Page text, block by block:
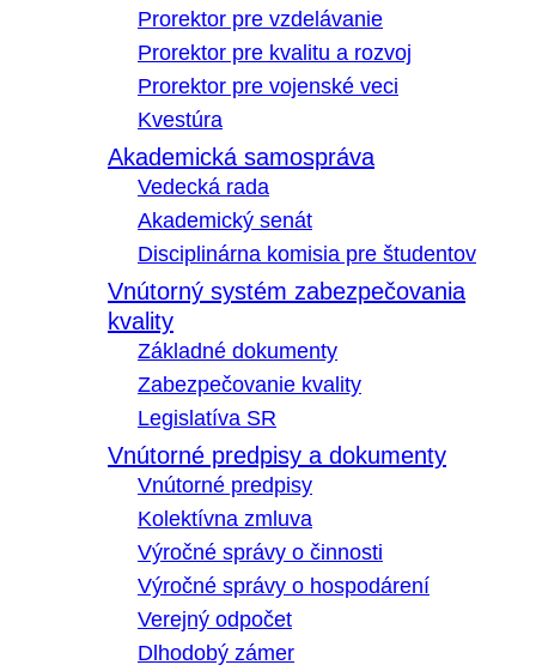
Prorektor pre vzdelávanie
Prorektor pre kvalitu a rozvoj
Prorektor pre vojenské veci
Kvestúra
Akademická samospráva
Vedecká rada
Akademický senát
Disciplinárna komisia pre študentov
Vnútorný systém zabezpečovania
kvality
Základné dokumenty
Zabezpečovanie kvality
Legislatíva SR
Vnútorné predpisy a dokumenty
Vnútorné predpisy
Kolektívna zmluva
Výročné správy o činnosti
Výročné správy o hospodárení
Verejný odpočet
Dlhodobý zámer